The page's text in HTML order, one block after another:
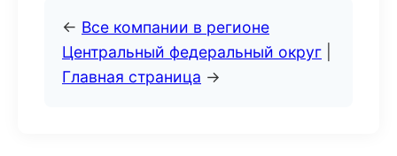
← Все компании в регионе
Центральный федеральный округ
Главная страница →